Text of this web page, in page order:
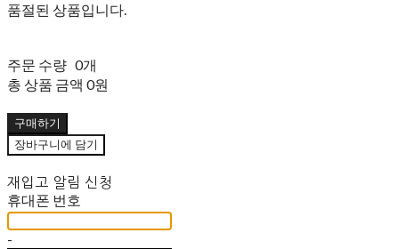
품절된 상품입니다.
주문 수량 0개
총 상품 금액 0원
구매하기
장바구니에 담기
재입고 알림 신청
휴대폰 번호
-